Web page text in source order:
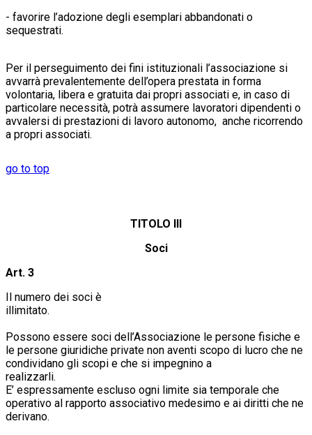
- favorire l’adozione degli esemplari abbandonati o
sequestrati.
Per il perseguimento dei fini istituzionali l’associazione si
avvarrà prevalentemente dell’opera prestata in forma
volontaria, libera e gratuita dai propri associati e, in caso di
particolare necessità, potrà assumere lavoratori dipendenti o
avvalersi di prestazioni di lavoro autonomo, anche ricorrendo
a propri associati.
go to top
TITOLO III
Soci
Art. 3
Il numero dei soci è
Possono essere soci dell’Associazione le persone fisiche e
le persone giuridiche private non aventi scopo di lucro che ne
condividano gli scopi e che si impegnino a
realizzarli.
E’ espressamente escluso ogni limite sia temporale che
operativo al rapporto associativo medesimo e ai diritti che ne
derivano.